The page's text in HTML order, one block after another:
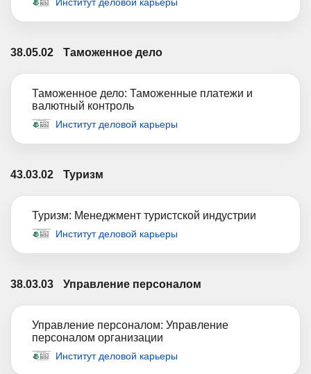
38.05.02 Таможенное дело
Таможенное дело: Таможенные платежи и
валютный контроль
Институт деловой карьеры
43.03.02 Туризм
Туризм: Менеджмент туристской индустрии
Институт деловой карьеры
38.03.03 Управление персоналом
Управление персоналом: Управление
персоналом организации
Институт деловой карьеры